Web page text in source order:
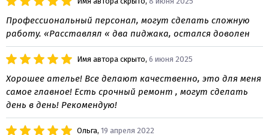
Профессиональный персонал, могут сделать сложную
работу. «Расставлял « два пиджака, остался доволен
Имя автора скрыто, 6 июня 2025
Хорошее ателье! Все делают качественно, это для меня
самое главное! Есть срочный ремонт , могут сделать
день в день! Рекомендую!
Ольга, 19 апреля 2022